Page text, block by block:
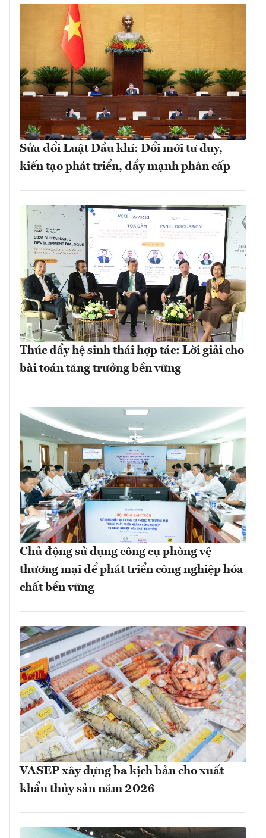
Sửa đổi Luật Dầu khí: Đổi mới tư duy,
kiến tạo phát triển, đẩy mạnh phân cấp
Thúc đẩy hệ sinh thái hợp tác: Lời giải cho
bài toán tăng trưởng bền vững
Chủ động sử dụng công cụ phòng vệ
thương mại để phát triển công nghiệp hóa
chất bền vững
VASEP xây dựng ba kịch bản cho xuất
khẩu thủy sản năm 2026